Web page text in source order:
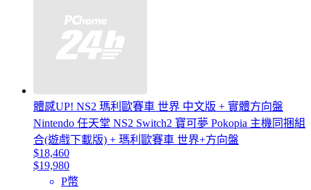
體感UP! NS2 瑪利歐賽車 世界 中文版 + 實體方向盤
Nintendo 任天堂 NS2 Switch2 寶可夢 Pokopia 主機同捆組
合(遊戲下載版) + 瑪利歐賽車 世界+方向盤
$18,460
$19,980
P幣